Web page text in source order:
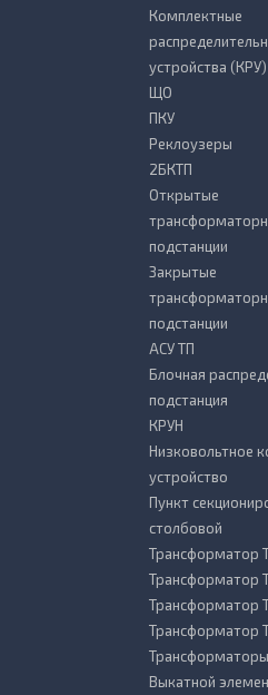
Комплектные
устройства (КРУ)
ЩО
ПКУ
Реклоузеры
2БКТП
Открытые
подстанции
Закрытые
подстанции
АСУ ТП
Блочная
подстанция
КРУН
Низковольтное
устройство
Пункт
столбовой
Трансформатор
Трансформатор
Трансформатор
Трансформатор
Выкатной